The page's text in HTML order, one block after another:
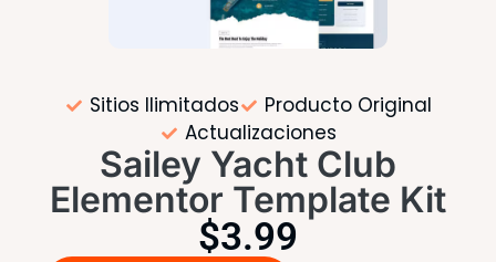
Sitios Ilimitados
Producto Original
Actualizaciones
Sailey Yacht Club
Elementor Template Kit
$3.99